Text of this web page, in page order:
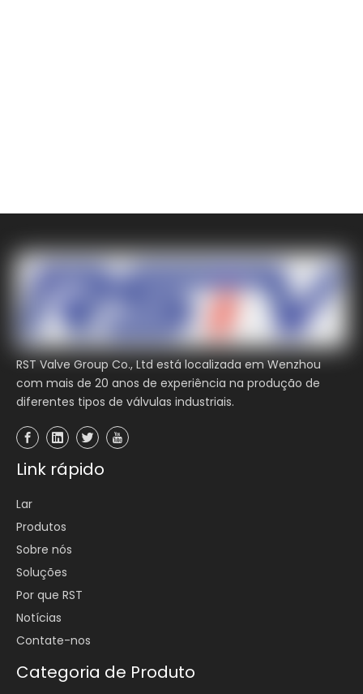
RST Valve Group Co., Ltd está localizada em Wenzhou
com mais de 20 anos de experiência na produção de
diferentes tipos de válvulas industriais.
Link rápido
Lar
Produtos
Sobre nós
Soluções
Por que RST
Notícias
Contate-nos
Categoria de Produto